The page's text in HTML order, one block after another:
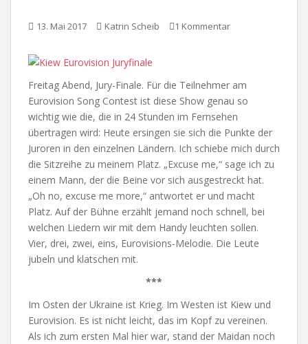
13. Mai 2017 Katrin Scheib 1 Kommentar
Freitag Abend, Jury-Finale. Für die Teilnehmer am
Eurovision Song Contest ist diese Show genau so
wichtig wie die, die in 24 Stunden im Fernsehen
übertragen wird: Heute ersingen sie sich die Punkte der
Juroren in den einzelnen Ländern. Ich schiebe mich durch
die Sitzreihe zu meinem Platz. „Excuse me,“ sage ich zu
einem Mann, der die Beine vor sich ausgestreckt hat.
„Oh no, excuse me more,“ antwortet er und macht
Platz. Auf der Bühne erzählt jemand noch schnell, bei
welchen Liedern wir mit dem Handy leuchten sollen.
Vier, drei, zwei, eins, Eurovisions-Melodie. Die Leute
jubeln und klatschen mit.
***
Im Osten der Ukraine ist Krieg. Im Westen ist Kiew und
Eurovision. Es ist nicht leicht, das im Kopf zu vereinen.
Als ich zum ersten Mal hier war, stand der Maidan noch